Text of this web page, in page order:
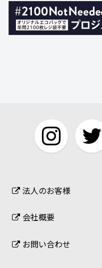
法人のお客様
会社概要
お問い合わせ